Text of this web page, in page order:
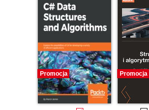
Promocja Promocja